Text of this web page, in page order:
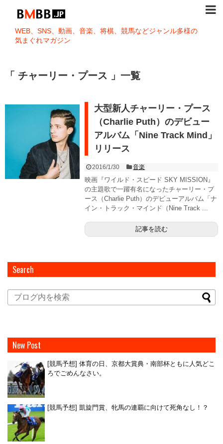
WEB、SNS、動画、音楽、将棋、競馬などジャンル多様の
気まぐれマガジン
「 チャーリー・プース 」一覧
大型新人チャーリー・プース
（Charlie Puth）のデビュー
アルバム「Nine Track Mind」
リリース
2016/1/30 音楽
映画『ワイルド・スピード SKY MISSION』
の主題歌で一躍有名になったチャーリー・プ
ース（Charlie Puth）のデビューアルバム「ナ
イン・トラック・マインド（Nine Track ...
記事を読む
Search
New Post
[競馬予想] 体育の日、京都大賞典・南部杯ともに人気どこ
ろでごめんなさい。
[競馬予想] 凱旋門賞、牝馬の連覇に向けて死角なし！？